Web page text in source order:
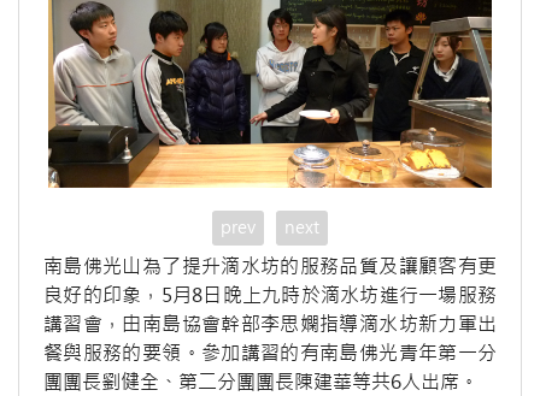
prev next
南島佛光山為了提升滴水坊的服務品質及讓顧客有更
良好的印象，5月8日晚上九時於滴水坊進行一場服務
講習會，由南島協會幹部李思嫻指導滴水坊新力軍出
餐與服務的要領。參加講習的有南島佛光青年第一分
團團長劉健全、第二分團團長陳建華等共6人出席。